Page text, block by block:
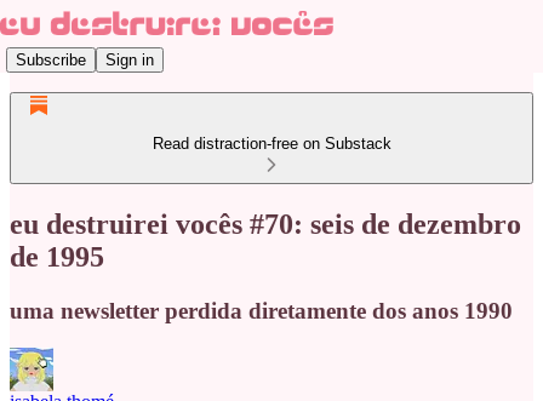
Subscribe Sign in
Read distraction-free on Substack
eu destruirei vocês #70: seis de dezembro
de 1995
uma newsletter perdida diretamente dos anos 1990